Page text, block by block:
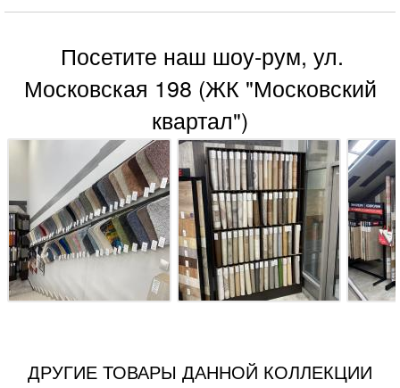
Посетите наш шоу-рум, ул.
Московская 198 (ЖК "Московский
квартал")
ДРУГИЕ ТОВАРЫ ДАННОЙ КОЛЛЕКЦИИ